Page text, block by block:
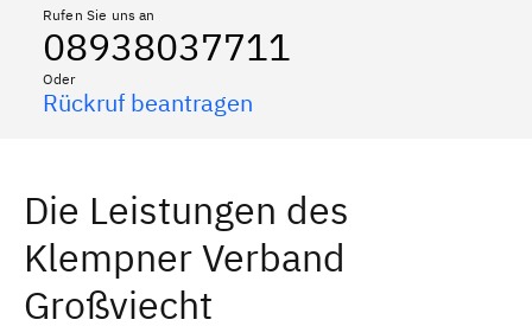
Rufen Sie uns an
08938037711
Oder
Rückruf beantragen
Die Leistungen des
Klempner Verband
Großviecht